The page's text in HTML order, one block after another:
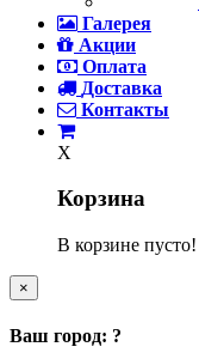
Галерея
Акции
Оплата
Доставка
Контакты
X
Корзина
В корзине пусто!
×
Ваш город: ?